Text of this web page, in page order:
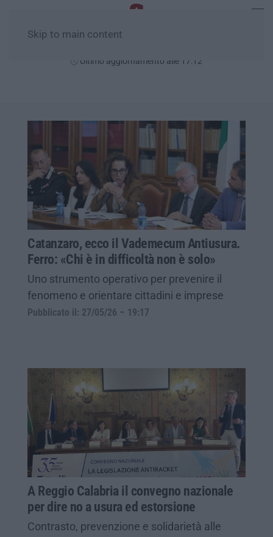
Skip to main content
Ultimo aggiornamento alle 17:12
Catanzaro, ecco il Vademecum Antiusura.
Ferro: «Chi è in difficoltà non è solo»
Uno strumento operativo per prevenire il
fenomeno e orientare cittadini e imprese
Pubblicato il: 27/05/26 – 19:17
A Reggio Calabria il convegno nazionale
per dire no a usura ed estorsione
Contrasto, prevenzione e solidarietà alle